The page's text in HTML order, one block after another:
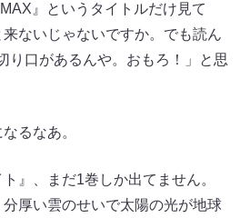
』というタイトルだけ見て
ないじゃないですか。でも読ん
り口があるんや。おもろ！」と思
るなあ。
』、まだ1巻しか出てません。
厚い雲のせいで太陽の光が地球